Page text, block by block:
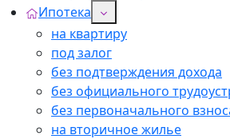
Ипотека
на квартиру
под залог
без подтверждения дохода
без официального
без первоначального
на вторичное жилье